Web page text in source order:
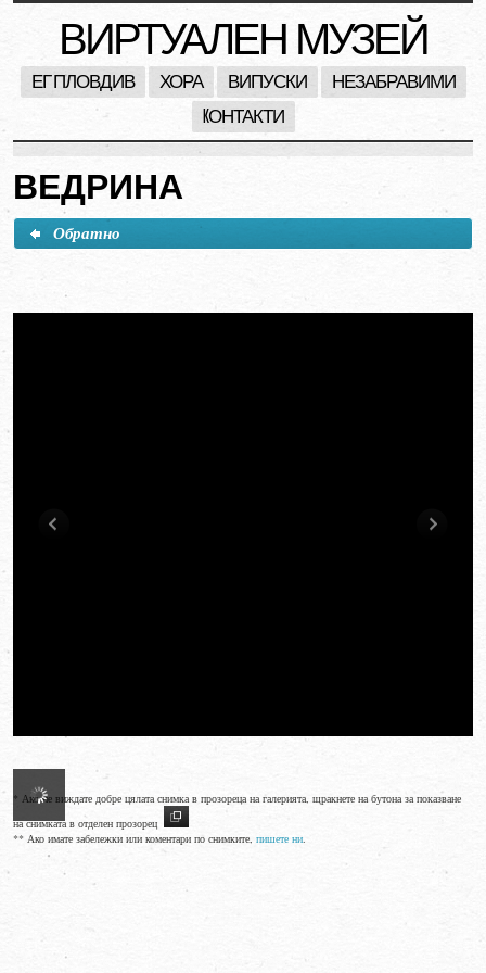
ВИРТУАЛЕН МУЗЕЙ
ЕГ ПЛОВДИВ ХОРА ВИПУСКИ
НЕЗАБРАВИМИ
KОНТАКТИ
ВЕДРИНА
Обратно
* Ако не виждате добре цялата снимка в прозореца на галерията, щракнете на бутона за показване
на снимката в отделен прозорец
** Ако имате забележки или коментари по снимките, пишете ни.